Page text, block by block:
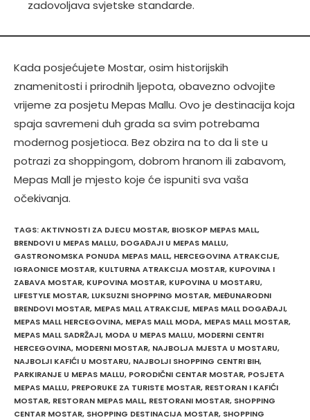
zadovoljava svjetske standarde.
Kada posjećujete Mostar, osim historijskih
znamenitosti i prirodnih ljepota, obavezno odvojite
vrijeme za posjetu Mepas Mallu. Ovo je destinacija koja
spaja savremeni duh grada sa svim potrebama
modernog posjetioca. Bez obzira na to da li ste u
potrazi za shoppingom, dobrom hranom ili zabavom,
Mepas Mall je mjesto koje će ispuniti sva vaša
očekivanja.
TAGS:AKTIVNOSTI ZA DJECU MOSTAR, BIOSKOP MEPAS MALL,
BRENDOVI U MEPAS MALLU, DOGAĐAJI U MEPAS MALLU,
GASTRONOMSKA PONUDA MEPAS MALL, HERCEGOVINA ATRAKCIJE,
IGRAONICE MOSTAR, KULTURNA ATRAKCIJA MOSTAR, KUPOVINA I
ZABAVA MOSTAR, KUPOVINA MOSTAR, KUPOVINA U MOSTARU,
LIFESTYLE MOSTAR, LUKSUZNI SHOPPING MOSTAR, MEĐUNARODNI
BRENDOVI MOSTAR, MEPAS MALL ATRAKCIJE, MEPAS MALL DOGAĐAJI,
MEPAS MALL HERCEGOVINA, MEPAS MALL MODA, MEPAS MALL MOSTAR,
MEPAS MALL SADRŽAJI, MODA U MEPAS MALLU, MODERNI CENTRI
HERCEGOVINA, MODERNI MOSTAR, NAJBOLJA MJESTA U MOSTARU,
NAJBOLJI KAFIĆI U MOSTARU, NAJBOLJI SHOPPING CENTRI BIH,
PARKIRANJE U MEPAS MALLU, PORODIČNI CENTAR MOSTAR, POSJETA
MEPAS MALLU, PREPORUKE ZA TURISTE MOSTAR, RESTORAN I KAFIĆI
MOSTAR, RESTORAN MEPAS MALL, RESTORANI MOSTAR, SHOPPING
CENTAR MOSTAR, SHOPPING DESTINACIJA MOSTAR, SHOPPING